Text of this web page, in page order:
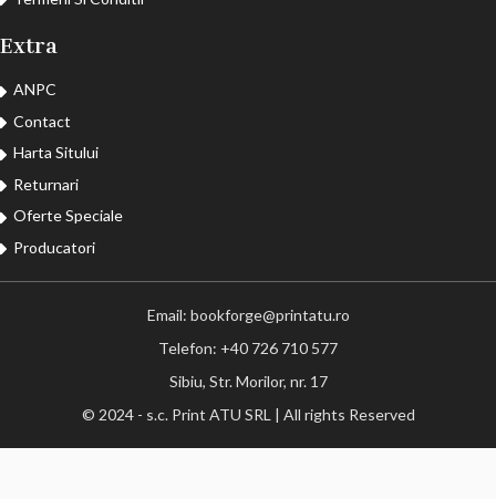
Extra
ANPC
Contact
Harta Sitului
Returnari
Oferte Speciale
Producatori
Email: bookforge@printatu.ro
Telefon: +40 726 710 577
Sibiu, Str. Morilor, nr. 17
© 2024 - s.c. Print ATU SRL | All rights Reserved